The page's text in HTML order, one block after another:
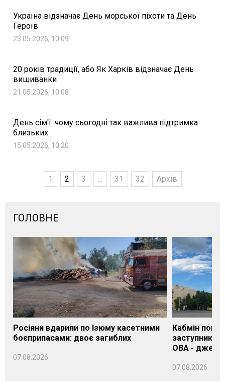
Україна відзначає День морської піхоти та День
Героїв
23.05.2026, 10:09
20 років традиції, або Як Харків відзначає День
вишиванки
21.05.2026, 10:08
День сім'ї: чому сьогодні так важлива підтримка
близьких
15.05.2026, 10:20
1 2 3 ... 31 32 Архів
ГОЛОВНЕ
Росіяни вдарили по Ізюму касетними
боєприпасами: двоє загиблих
07.08.2026
Кабмін
заступника
ОВА -
07.08.2026